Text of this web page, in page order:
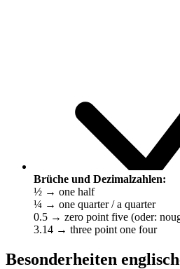
Brüche und Dezimalzahlen:
½ → one half
¼ → one quarter / a quarter
0.5 → zero point five (oder:
3.14 → three point one four
Besonderheiten